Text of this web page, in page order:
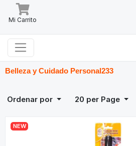
Mi Carrito
Belleza y Cuidado Personal233
Ordenar por 20 per Page
NEW